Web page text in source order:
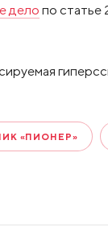
делопо
«ПИОНЕР»